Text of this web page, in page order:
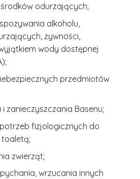
odurzających;
alkoholu,
żywności,
wody dostępnej
przedmiotów
zanieczyszczania Basenu;
fizjologicznych do
zwierząt;
wrzucania innych